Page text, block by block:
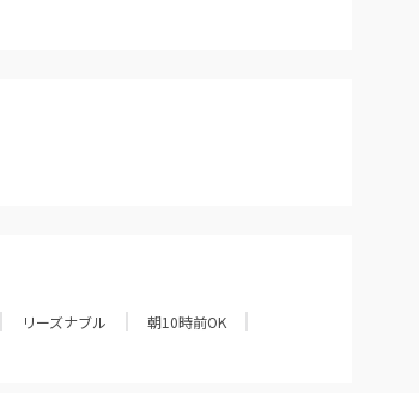
リーズナブル
朝10時前OK